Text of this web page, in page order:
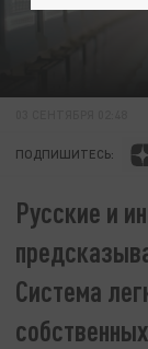
ПОДПИШИТЕСЬ:
Русские и
Система